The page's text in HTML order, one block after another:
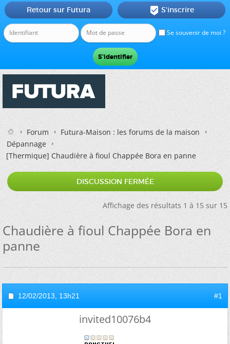
Se souvenir de moi ?
Retour sur Futura  S'inscrire
Forum
Futura-Maison : les forums de la maison
Dépannage
[Thermique]Chaudière à fioul Chappée Bora en panne
DISCUSSION FERMÉE
Affichage des résultats 1 à 15 sur 15
Chaudière à fioul Chappée Bora en
panne
12/02/2013, 13h21 #1
invited10076b4